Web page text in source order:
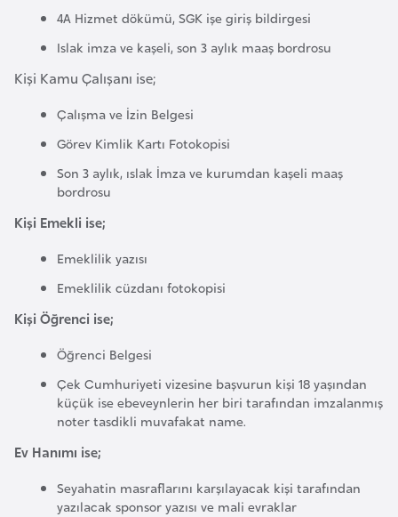
4A Hizmet dökümü, SGK işe giriş bildirgesi
Islak imza ve kaşeli, son 3 aylık maaş bordrosu
Kişi Kamu Çalışanı ise;
Çalışma ve İzin Belgesi
Görev Kimlik Kartı Fotokopisi
Son 3 aylık, ıslak İmza ve kurumdan kaşeli maaş
bordrosu
Kişi Emekli ise;
Emeklilik yazısı
Emeklilik cüzdanı fotokopisi
Kişi Öğrenci ise;
Öğrenci Belgesi
Çek Cumhuriyeti vizesine başvurun kişi 18 yaşından
küçük ise ebeveynlerin her biri tarafından imzalanmış
noter tasdikli muvafakat name.
Ev Hanımı ise;
Seyahatin masraflarını karşılayacak kişi tarafından
yazılacak sponsor yazısı ve mali evraklar
o
Ç
u
m